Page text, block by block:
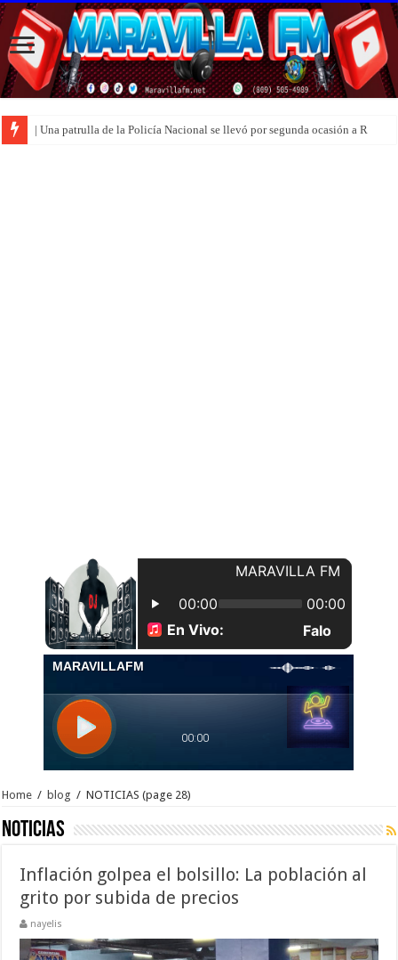
Home / blog / NOTICIAS (page 28)
NOTICIAS
Inflación golpea el bolsillo: La población al
grito por subida de precios
nayelis